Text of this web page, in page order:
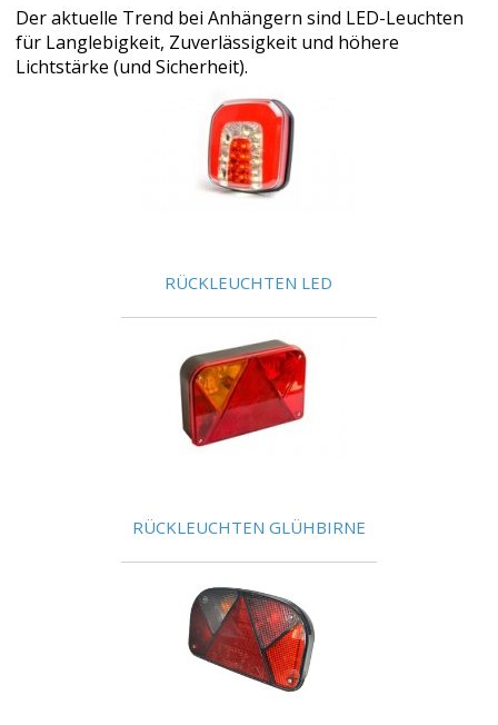
Der aktuelle Trend bei Anhängern sind LED-Leuchten
für Langlebigkeit, Zuverlässigkeit und höhere
Lichtstärke (und Sicherheit).
RÜCKLEUCHTEN LED
RÜCKLEUCHTEN GLÜHBIRNE